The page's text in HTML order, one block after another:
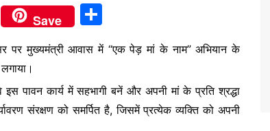
Save
ar
e
पर मुख्यमंत्री आवास में “एक पेड़ मां के नाम” अभियान के
पावन कार्य में सहभागी बनें और अपनी मां के प्रति श्रद्धा
संरक्षण को समर्पित है, जिसमें प्रत्येक व्यक्ति को अपनी